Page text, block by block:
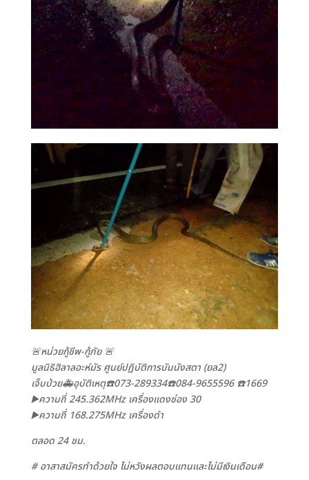
🚨หน่วยกู้ชีพ-กู้ภัย 🚨
มูลนิธิฮิลาลอะห์มัร ศูนย์ปฏิบัติการบันนังสตา (ยล2)
เจ็บป่วย🚑อุบัติเหตุ☎️073-289334☎️084-9655596 ☎️1669
▶️ความถี่ 245.362MHz เครื่องแดงช่อง 30
▶️ความถี่ 168.275MHz เครื่องดำ
ตลอด 24 ชม.
# อาสาสมัครทำด้วยใจ ไม่หวังผลตอบแทนและไม่มีเงินเดือน#